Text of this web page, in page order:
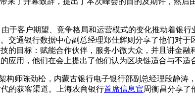
客户期望、竞争格局和运营模式的变化推动着银行
通银行数据中心副总经理郑仕辉则分享了他们对于
目标：赋能合作伙伴，服务小微大众，并且讲金融
用，他们在会上提出了他们认为区块链适合与不适
师陈劲松，内蒙古银行电子银行部副总经理段静涛
的获客渠道。上海农商银行首席信息官周衡昌分享了